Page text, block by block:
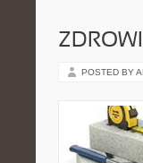
POSTED BY